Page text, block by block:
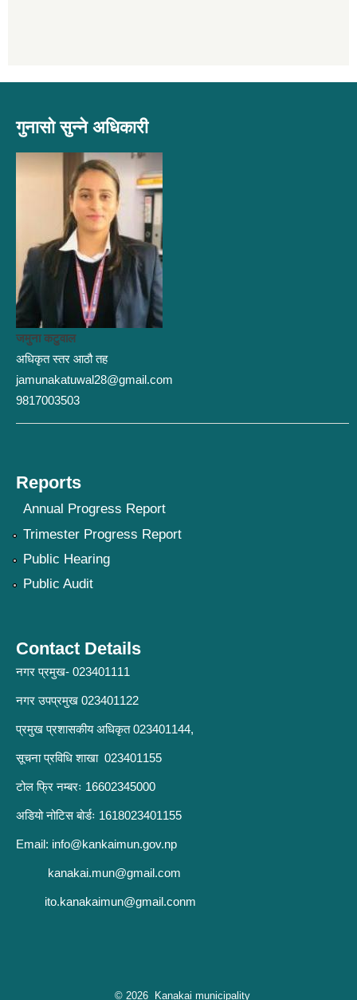
गुनासो सुन्ने अधिकारी
जमुना कटुवाल
अधिकृत स्तर आठौ तह
jamunakatuwal28@gmail.com
9817003503
Reports
Annual Progress Report
Trimester Progress Report
Public Hearing
Public Audit
Contact Details
नगर प्रमुख- 023401111
नगर उपप्रमुख 023401122
प्रमुख प्रशासकीय अधिकृत 023401144,
सूचना प्रविधि शाखा 023401155
टोल फ्रि नम्बरः 16602345000
अडियो नोटिस बोर्डः 1618023401155
Email: info@kankaimun.gov.np
kanakai.mun@gmail.com
ito.kanakaimun@gmail.conm
© 2026 Kanakai municipality